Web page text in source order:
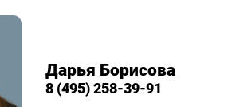
Дарья Борисова
8 (495) 258-39-91